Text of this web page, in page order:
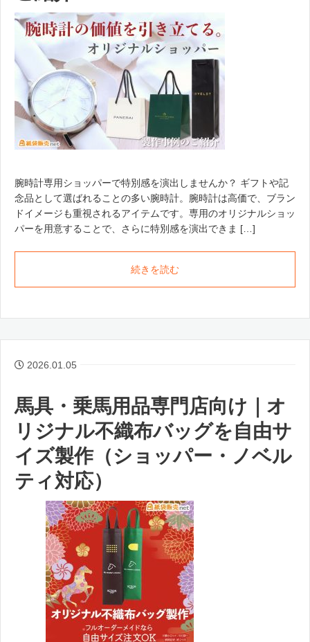
腕時計専用ショッパーで特別感を演出しませんか？ ギフトや記
念品として選ばれることの多い腕時計。腕時計は高価で、ブラン
ドイメージも重視されるアイテムです。専用のオリジナルショッ
パーを用意することで、さらに特別感を演出できま […]
続きを読む
2026.01.05
馬具・乗馬用品専門店向け｜オ
リジナル不織布バッグを自由サ
イズ製作（ショッパー・ノベル
ティ対応）